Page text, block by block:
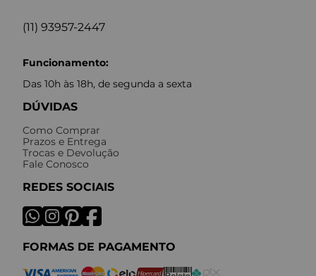
(11) 93957-2447
Funcionamento:
Das 10h às 18h, de segunda a sexta
DÚVIDAS
Como Comprar
Prazos e Entrega
Trocas e Devolução
Fale Conosco
REDES SOCIAIS
FORMAS DE PAGAMENTO